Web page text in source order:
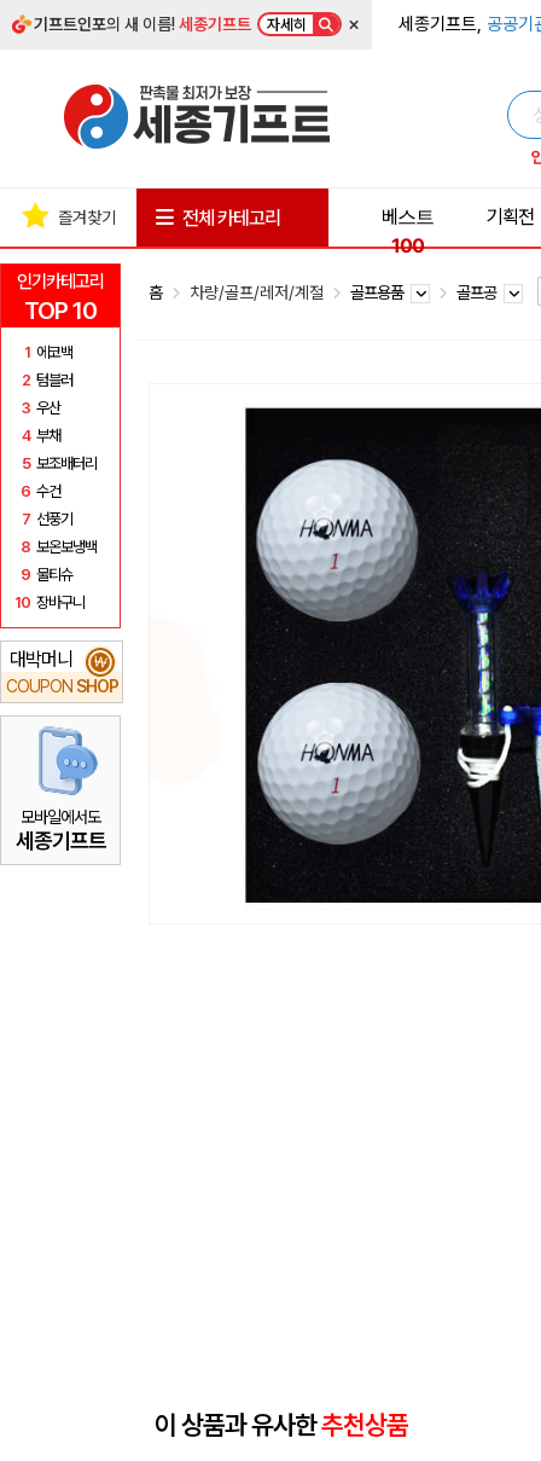
기프트인포의 새 이름!세종기프트 자세히 × 세종기프트, 공공기
인기카테고리
TOP 10
1 에코백
2 텀블러
3 우산
4 부채
5 보조배터리
6 수건
7 선풍기
8 보온보냉백
9 물티슈
10 장바구니
대박머니
COUPON SHOP
₩
모바일에서도
세종기프트
즐겨찾기 전체 카테고리
베스트
100
기획전
홈 차량/골프/레저/계절 골프용품 골프공
이 상품과 유사한추천상품